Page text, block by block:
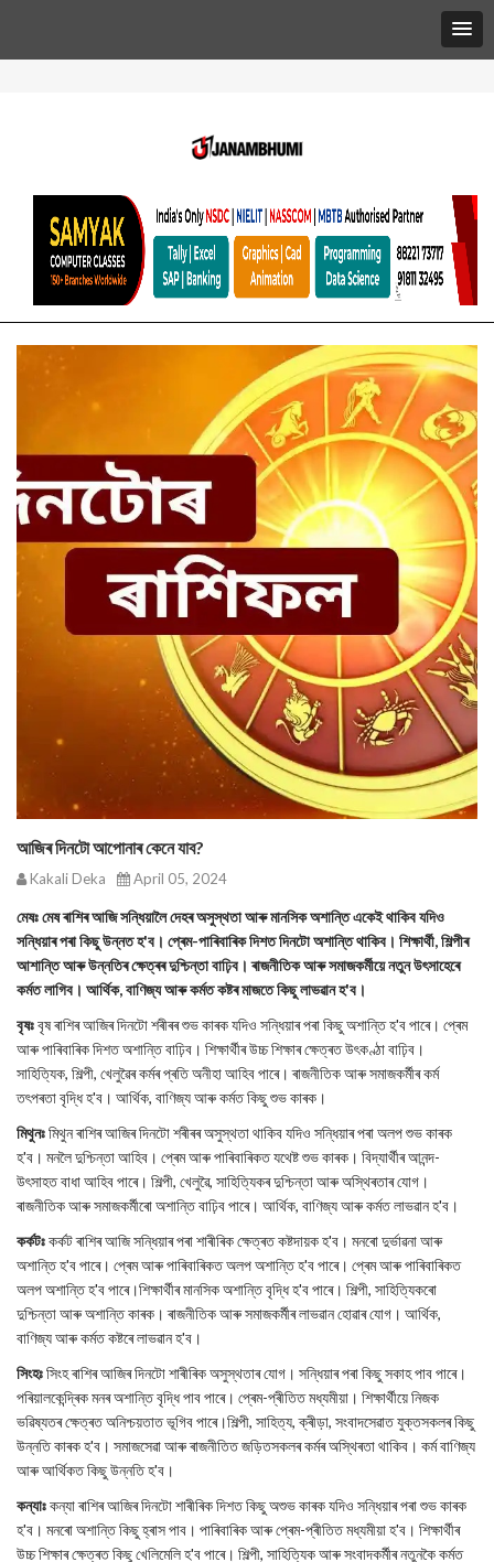
আজিৰ দিনটো আপোনাৰ কেনে যাব?
Kakali Deka April 05, 2024
মেষঃ মেষ ৰাশিৰ আজি সন্ধিয়ালৈ দেহৰ অসুস্থতা আৰু মানসিক অশান্তি একেই থাকিব যদিও
সন্ধিয়াৰ পৰা কিছু উন্নত হ'ব। প্ৰেম-পাৰিবাৰিক দিশত দিনটো অশান্তি থাকিব। শিক্ষাৰ্থী, শিল্পীৰ
আশান্তি আৰু উন্নতিৰ ক্ষেত্ৰৰ দুশ্চিন্তা বাঢ়িব। ৰাজনীতিক আৰু সমাজকৰ্মীয়ে নতুন উৎসাহেৰে
কৰ্মত লাগিব। আৰ্থিক, বাণিজ্য আৰু কৰ্মত কষ্টৰ মাজতে কিছু লাভৱান হ'ব।
বৃষঃবৃষ ৰাশিৰ আজিৰ দিনটো শৰীৰৰ শুভ কাৰক যদিও সন্ধিয়াৰ পৰা কিছু অশান্তি হ'ব পাৰে। প্ৰেম
আৰু পাৰিবাৰিক দিশত অশান্তি বাঢ়িব। শিক্ষাৰ্থীৰ উচ্চ শিক্ষাৰ ক্ষেত্ৰত উৎকণ্ঠা বাঢ়িব।
সাহিত্যিক, শিল্পী, খেলুৱৈৰ কৰ্মৰ প্ৰতি অনীহা আহিব পাৰে। ৰাজনীতিক আৰু সমাজকৰ্মীৰ কৰ্ম
তৎপৰতা বৃদ্ধি হ'ব। আৰ্থিক, বাণিজ্য আৰু কৰ্মত কিছু শুভ কাৰক।
মিথুনঃমিথুন ৰাশিৰ আজিৰ দিনটো শৰীৰৰ অসুস্থতা থাকিব যদিও সন্ধিয়াৰ পৰা অলপ শুভ কাৰক
হ'ব। মনলৈ দুশ্চিন্তা আহিব। প্ৰেম আৰু পাৰিবাৰিকত যথেষ্ট শুভ কাৰক। বিদ্যাৰ্থীৰ আনন্দ-
উৎসাহত বাধা আহিব পাৰে। শিল্পী, খেলুৱৈ, সাহিত্যিকৰ দুশ্চিন্তা আৰু অস্থিৰতাৰ যোগ।
ৰাজনীতিক আৰু সমাজকৰ্মীৰো অশান্তি বাঢ়িব পাৰে। আৰ্থিক, বাণিজ্য আৰু কৰ্মত লাভৱান হ'ব।
কৰ্কটঃকৰ্কট ৰাশিৰ আজি সন্ধিয়াৰ পৰা শাৰীৰিক ক্ষেত্ৰত কষ্টদায়ক হ'ব। মনৰো দুৰ্ভাৱনা আৰু
অশান্তি হ'ব পাৰে। প্ৰেম আৰু পাৰিবাৰিকত অলপ অশান্তি হ'ব পাৰে। প্ৰেম আৰু পাৰিবাৰিকত
অলপ অশান্তি হ'ব পাৰে।শিক্ষাৰ্থীৰ মানসিক অশান্তি বৃদ্ধি হ'ব পাৰে। শিল্পী, সাহিত্যিকৰো
দুশ্চিন্তা আৰু অশান্তি কাৰক। ৰাজনীতিক আৰু সমাজকৰ্মীৰ লাভৱান হোৱাৰ যোগ। আৰ্থিক,
বাণিজ্য আৰু কৰ্মত কষ্টৰে লাভৱান হ'ব।
সিংহঃসিংহ ৰাশিৰ আজিৰ দিনটো শাৰীৰিক অসুস্থতাৰ যোগ। সন্ধিয়াৰ পৰা কিছু সকাহ পাব পাৰে।
পৰিয়ালকেন্দ্ৰিক মনৰ অশান্তি বৃদ্ধি পাব পাৰে। প্ৰেম-প্ৰীতিত মধ্যমীয়া। শিক্ষাৰ্থীয়ে নিজক
ভৱিষ্যতৰ ক্ষেত্ৰত অনিশ্চয়তাত ভূগিব পাৰে।শিল্পী, সাহিত্য, ক্ৰীড়া, সংবাদসেৱাত যুক্তসকলৰ কিছু
উন্নতি কাৰক হ'ব। সমাজসেৱা আৰু ৰাজনীতিত জড়িতসকলৰ কৰ্মৰ অস্থিৰতা থাকিব। কৰ্ম বাণিজ্য
আৰু আৰ্থিকত কিছু উন্নতি হ'ব।
কন্যাঃকন্যা ৰাশিৰ আজিৰ দিনটো শাৰীৰিক দিশত কিছু অশুভ কাৰক যদিও সন্ধিয়াৰ পৰা শুভ কাৰক
হ'ব। মনৰো অশান্তি কিছু হ্ৰাস পাব। পাৰিবাৰিক আৰু প্ৰেম-প্ৰীতিত মধ্যমীয়া হ'ব। শিক্ষাৰ্থীৰ
উচ্চ শিক্ষাৰ ক্ষেত্ৰত কিছু খেলিমেলি হ'ব পাৰে। শিল্পী, সাহিত্যিক আৰু সংবাদকৰ্মীৰ নতুনকৈ কৰ্মত